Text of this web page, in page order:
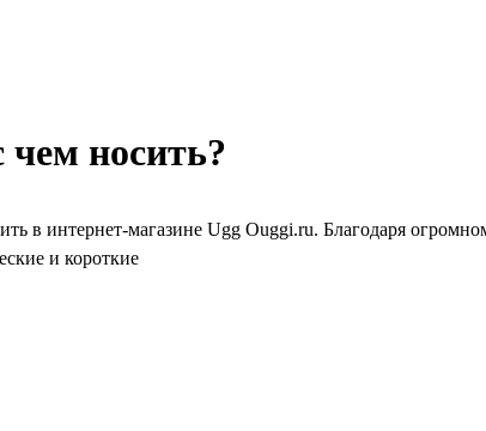
чем носить?
в интернет-магазине Ugg Ouggi.ru. Благодаря
и короткие